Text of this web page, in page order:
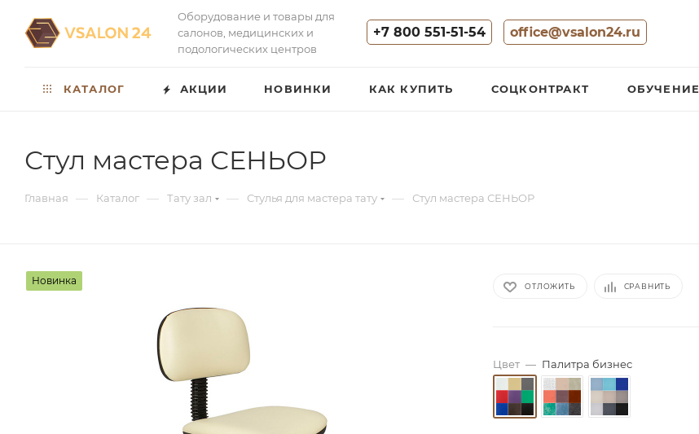
Оборудование и товары для
салонов, медицинских и
подологических центров
+7 800 551-51-54 office@vsalon24.ru
КАТАЛОГ АКЦИИ НОВИНКИ КАК КУПИТЬ СОЦКОНТРАКТ ОБУЧЕНИЕ
Стул мастера СЕНЬОР
Главная — Каталог — Тату зал — Стулья для мастера тату — Стул мастера СЕНЬОР
Новинка ОТЛОЖИТЬ СРАВНИТЬ
Цвет — Палитра бизнес